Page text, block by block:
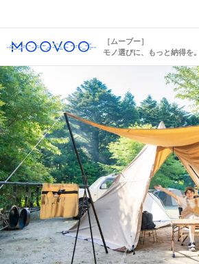
［ムーブー］
モノ選びに、もっと納得を。